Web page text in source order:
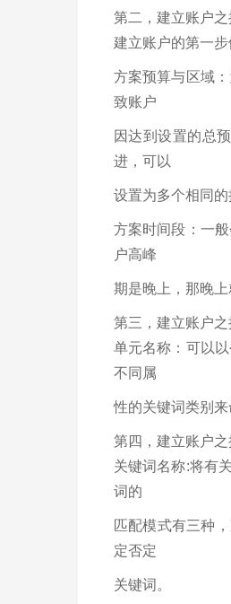
第二，建立账户
建立账户的第一
方案预算与区域
致账户
因达到设置的总
进，可以
设置为多个相同
方案时间段：一
户高峰
期是晚上，那晚上
第三，建立账户
单元名称：可以
不同属
性的关键词类别来
第四，建立账户
关键词名称:将有
词的
匹配模式有三种
定否定
关键词。